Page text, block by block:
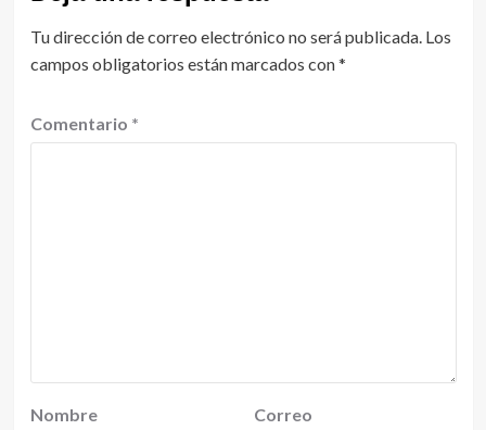
Tu dirección de correo electrónico no será publicada. Los
campos obligatorios están marcados con*
Comentario *
Nombre
Correo